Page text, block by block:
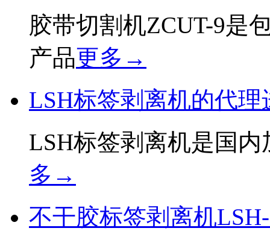
胶带切割机ZCUT-9是
产品更多→
LSH标签剥离机的代理
LSH标签剥离机是国
多→
不干胶标签剥离机